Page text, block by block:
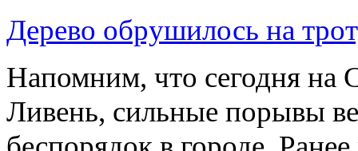
Дерево обрушилось на
Напомним, что сегодня на
Ливень, сильные порывы